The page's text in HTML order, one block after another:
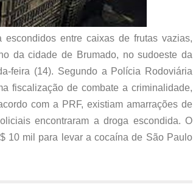
entre caixas de frutas vazias,
da cidade de Brumado, no sudoeste da
feira (14). Segundo a Polícia Rodoviária
fiscalização de combate a criminalidade,
com a PRF, existiam amarrações de
encontraram a droga escondida. O
10 mil para levar a cocaína de São Paulo